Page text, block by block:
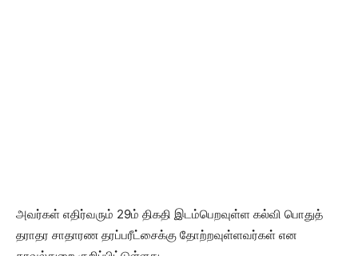
அவர்கள் எதிர்வரும் 29ம் திகதி இடம்பெறவுள்ள கல்வி பொதுத்
தராதர சாதாரண தரப்பரீட்சைக்கு தோற்றவுள்ளவர்கள் என